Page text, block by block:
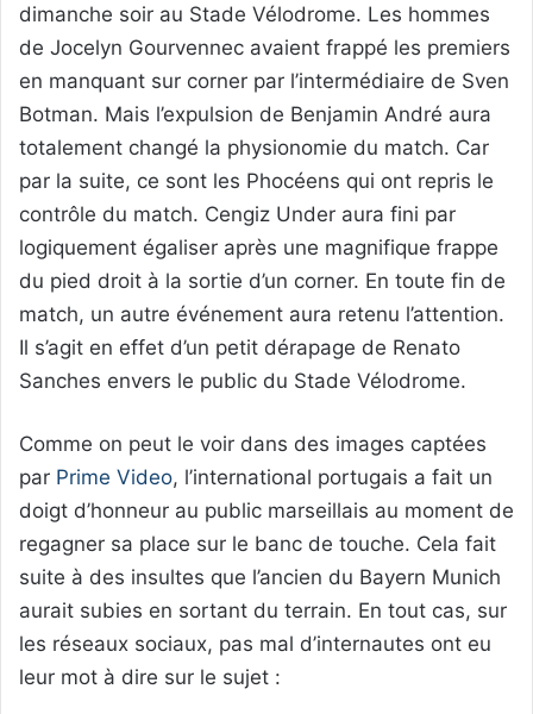
dimanche soir au Stade Vélodrome. Les hommes
de Jocelyn Gourvennec avaient frappé les premiers
en manquant sur corner par l’intermédiaire de Sven
Botman. Mais l’expulsion de Benjamin André aura
totalement changé la physionomie du match. Car
par la suite, ce sont les Phocéens qui ont repris le
contrôle du match. Cengiz Under aura fini par
logiquement égaliser après une magnifique frappe
du pied droit à la sortie d’un corner. En toute fin de
match, un autre événement aura retenu l’attention.
Il s’agit en effet d’un petit dérapage de Renato
Sanches envers le public du Stade Vélodrome.
Comme on peut le voir dans des images captées
par Prime Video, l’international portugais a fait un
doigt d’honneur au public marseillais au moment de
regagner sa place sur le banc de touche. Cela fait
suite à des insultes que l’ancien du Bayern Munich
aurait subies en sortant du terrain. En tout cas, sur
les réseaux sociaux, pas mal d’internautes ont eu
leur mot à dire sur le sujet :